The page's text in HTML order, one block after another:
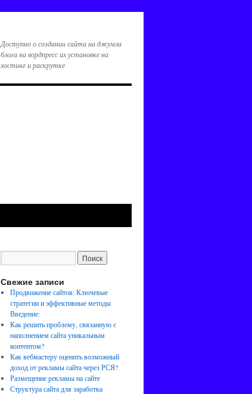
Доступно о создании сайта на джумла
блога на вордпресс их установке на
хостинг и раскрутке
Свежие записи
Продвижение сайтов: Ключевые
стратегии и эффективные методы
Введение:
Как решить проблему, связанную с
наполнением сайта уникальным
контентом?
Как вебмастеру оценить возможный
доход от рекламы сайта через РСЯ?
Размещение рекламы на сайте
Структура сайта для заработка